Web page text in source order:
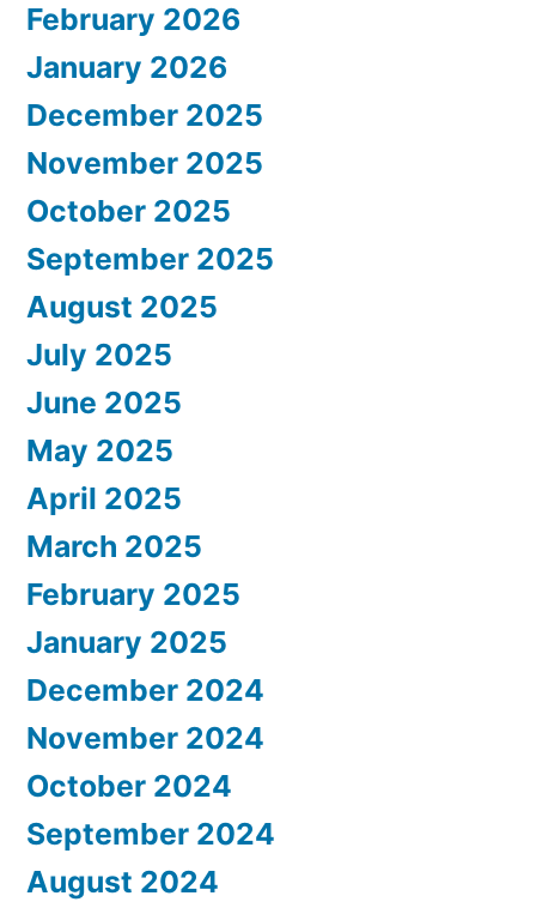
February 2026
January 2026
December 2025
November 2025
October 2025
September 2025
August 2025
July 2025
June 2025
May 2025
April 2025
March 2025
February 2025
January 2025
December 2024
November 2024
October 2024
September 2024
August 2024